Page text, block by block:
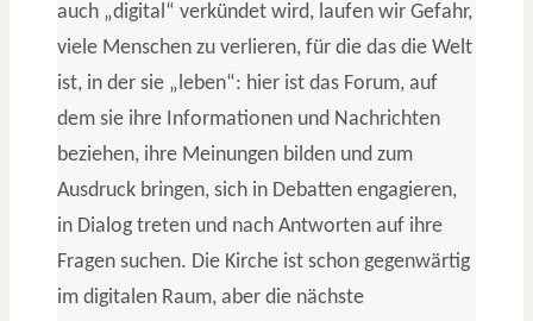
auch „digital“ verkündet wird, laufen wir Gefahr,
viele Menschen zu verlieren, für die das die Welt
ist, in der sie „leben“: hier ist das Forum, auf
dem sie ihre Informationen und Nachrichten
beziehen, ihre Meinungen bilden und zum
Ausdruck bringen, sich in Debatten engagieren,
in Dialog treten und nach Antworten auf ihre
Fragen suchen. Die Kirche ist schon gegenwärtig
im digitalen Raum, aber die nächste